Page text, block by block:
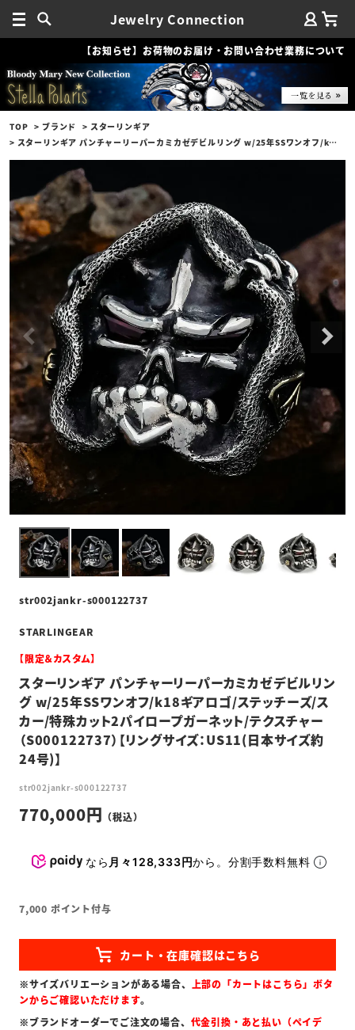
Jewelry Connection
【お知らせ】お荷物のお届け・お問い合わせ業務について
TOP ブランド
スターリンギア
スターリンギア パンチャーリーパーカミカゼデビルリング w/25年SSワンオフ/k18ギアロゴ/ステッチーズ/スカー/特殊カット2パイロープガーネット/テクスチャー（S000122737）【リングサイズ：US11(日本サイズ約24号)】
str002jankr-s000122737
STARLINGEAR
【限定＆カスタム】
スターリンギア パンチャーリーパーカミカゼデビルリン
グ w/25年SSワンオフ/k18ギアロゴ/ステッチーズ/ス
カー/特殊カット2パイロープガーネット/テクスチャー
（S000122737）【リングサイズ：US11(日本サイズ約
24号)】
str002jankr-s000122737
770,000
なら 月々128,333円から。分割手数料無料
7,000 ポイント付与
※サイズバリエーションがある場合、 上部の「カートはこちら」ボタ
ンからご確認いただけます。
※ブランドオーダーでご注文の場合、 代金引換・あと払い（ペイデ